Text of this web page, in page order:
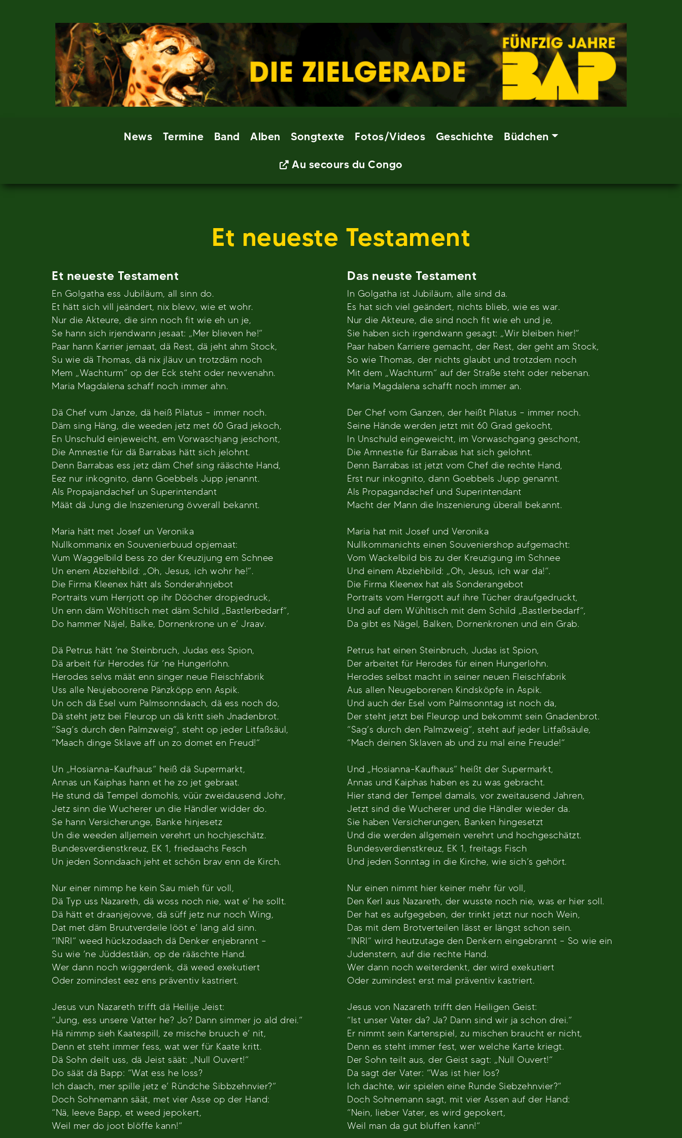
News Termine Band Alben Songtexte Fotos/Videos Geschichte Büdchen
Au secours du Congo
Et neueste Testament
Et neueste Testament
En Golgatha ess Jubiläum, all sinn do.
Et hätt sich vill jeändert, nix blevv, wie et wohr.
Nur die Akteure, die sinn noch fit wie eh un je,
Se hann sich irjendwann jesaat: „Mer blieven he!“
Paar hann Karrier jemaat, dä Rest, dä jeht ahm Stock,
Su wie dä Thomas, dä nix jläuv un trotzdäm noch
Mem „Wachturm“ op der Eck steht oder nevvenahn.
Maria Magdalena schaff noch immer ahn.
Dä Chef vum Janze, dä heiß Pilatus – immer noch.
Däm sing Häng, die weeden jetz met 60 Grad jekoch,
En Unschuld einjeweicht, em Vorwaschjang jeschont,
Die Amnestie für dä Barrabas hätt sich jelohnt.
Denn Barrabas ess jetz däm Chef sing rääschte Hand,
Eez nur inkognito, dann Goebbels Jupp jenannt.
Als Propajandachef un Superintendant
Määt dä Jung die Inszenierung övverall bekannt.
Maria hätt met Josef un Veronika
Nullkommanix en Souvenierbuud opjemaat:
Vum Waggelbild bess zo der Kreuzijung em Schnee
Un enem Abziehbild: „Oh, Jesus, ich wohr he!“.
Die Firma Kleenex hätt als Sonderahnjebot
Portraits vum Herrjott op ihr Dööcher dropjedruck,
Un enn däm Wöhltisch met däm Schild „Bastlerbedarf“,
Do hammer Näjel, Balke, Dornenkrone un e’ Jraav.
Dä Petrus hätt ’ne Steinbruch, Judas ess Spion,
Dä arbeit für Herodes für ’ne Hungerlohn.
Herodes selvs määt enn singer neue Fleischfabrik
Uss alle Neujeboorene Pänzköpp enn Aspik.
Un och dä Esel vum Palmsonndaach, dä ess noch do,
Dä steht jetz bei Fleurop un dä kritt sieh Jnadenbrot.
“Sag’s durch den Palmzweig“, steht op jeder Litfaßsäul,
“Maach dinge Sklave aff un zo domet en Freud!“
Un „Hosianna-Kaufhaus“ heiß dä Supermarkt,
Annas un Kaiphas hann et he zo jet gebraat.
He stund dä Tempel domohls, vüür zweidausend Johr,
Jetz sinn die Wucherer un die Händler widder do.
Se hann Versicherunge, Banke hinjesetz
Un die weeden alljemein verehrt un hochjeschätz.
Bundesverdienstkreuz, EK 1, friedaachs Fesch
Un jeden Sonndaach jeht et schön brav enn de Kirch.
Nur einer nimmp he kein Sau mieh für voll,
Dä Typ uss Nazareth, dä woss noch nie, wat e’ he sollt.
Dä hätt et draanjejovve, dä süff jetz nur noch Wing,
Dat met däm Bruutverdeile lööt e’ lang ald sinn.
“INRI“ weed hückzodaach dä Denker enjebrannt –
Su wie ’ne Jüddestään, op de rääschte Hand.
Wer dann noch wiggerdenk, dä weed exekutiert
Oder zomindest eez ens präventiv kastriert.
Jesus vun Nazareth trifft dä Heilije Jeist:
“Jung, ess unsere Vatter he? Jo? Dann simmer jo ald drei.“
Hä nimmp sieh Kaatespill, ze mische bruuch e’ nit,
Denn et steht immer fess, wat wer für Kaate kritt.
Dä Sohn deilt uss, dä Jeist säät: „Null Ouvert!“
Do säät dä Bapp: “Wat ess he loss?
Ich daach, mer spille jetz e’ Ründche Sibbzehnvier?“
Doch Sohnemann säät, met vier Asse op der Hand:
“Nä, leeve Bapp, et weed jepokert,
Weil mer do joot blöffe kann!“
Das neuste Testament
In Golgatha ist Jubiläum, alle sind da.
Es hat sich viel geändert, nichts blieb, wie es war.
Nur die Akteure, die sind noch fit wie eh und je,
Sie haben sich irgendwann gesagt: „Wir bleiben hier!“
Paar haben Karriere gemacht, der Rest, der geht am Stock,
So wie Thomas, der nichts glaubt und trotzdem noch
Mit dem „Wachturm“ auf der Straße steht oder nebenan.
Maria Magdalena schafft noch immer an.
Der Chef vom Ganzen, der heißt Pilatus – immer noch.
Seine Hände werden jetzt mit 60 Grad gekocht,
In Unschuld eingeweicht, im Vorwaschgang geschont,
Die Amnestie für Barrabas hat sich gelohnt.
Denn Barrabas ist jetzt vom Chef die rechte Hand,
Erst nur inkognito, dann Goebbels Jupp genannt.
Als Propagandachef und Superintendant
Macht der Mann die Inszenierung überall bekannt.
Maria hat mit Josef und Veronika
Nullkommanichts einen Souveniershop aufgemacht:
Vom Wackelbild bis zu der Kreuzigung im Schnee
Und einem Abziehbild: „Oh, Jesus, ich war da!“.
Die Firma Kleenex hat als Sonderangebot
Portraits vom Herrgott auf ihre Tücher draufgedruckt,
Und auf dem Wühltisch mit dem Schild „Bastlerbedarf“,
Da gibt es Nägel, Balken, Dornenkronen und ein Grab.
Petrus hat einen Steinbruch, Judas ist Spion,
Der arbeitet für Herodes für einen Hungerlohn.
Herodes selbst macht in seiner neuen Fleischfabrik
Aus allen Neugeborenen Kindsköpfe in Aspik.
Und auch der Esel vom Palmsonntag ist noch da,
Der steht jetzt bei Fleurop und bekommt sein Gnadenbrot.
“Sag’s durch den Palmzweig“, steht auf jeder Litfaßsäule,
“Mach deinen Sklaven ab und zu mal eine Freude!“
Und „Hosianna-Kaufhaus“ heißt der Supermarkt,
Annas und Kaiphas haben es zu was gebracht.
Hier stand der Tempel damals, vor zweitausend Jahren,
Jetzt sind die Wucherer und die Händler wieder da.
Sie haben Versicherungen, Banken hingesetzt
Und die werden allgemein verehrt und hochgeschätzt.
Bundesverdienstkreuz, EK 1, freitags Fisch
Und jeden Sonntag in die Kirche, wie sich’s gehört.
Nur einen nimmt hier keiner mehr für voll,
Den Kerl aus Nazareth, der wusste noch nie, was er hier soll.
Der hat es aufgegeben, der trinkt jetzt nur noch Wein,
Das mit dem Brotverteilen lässt er längst schon sein.
“INRI“ wird heutzutage den Denkern eingebrannt – So wie ein
Judenstern, auf die rechte Hand.
Wer dann noch weiterdenkt, der wird exekutiert
Oder zumindest erst mal präventiv kastriert.
Jesus von Nazareth trifft den Heiligen Geist:
“Ist unser Vater da? Ja? Dann sind wir ja schon drei.“
Er nimmt sein Kartenspiel, zu mischen braucht er nicht,
Denn es steht immer fest, wer welche Karte kriegt.
Der Sohn teilt aus, der Geist sagt: „Null Ouvert!“
Da sagt der Vater: “Was ist hier los?
Ich dachte, wir spielen eine Runde Siebzehnvier?“
Doch Sohnemann sagt, mit vier Assen auf der Hand:
“Nein, lieber Vater, es wird gepokert,
Weil man da gut bluffen kann!“